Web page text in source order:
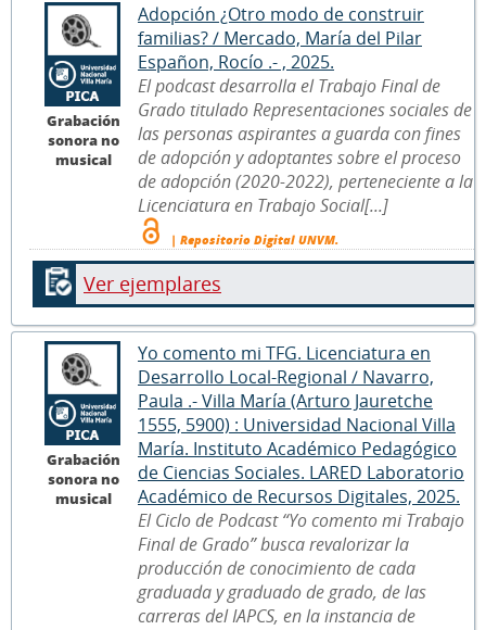
Grabación
sonora no
musical
Adopción ¿Otro modo de construir
familias? / Mercado, María del Pilar
Españon, Rocío .- , 2025.
El podcast desarrolla el Trabajo Final de
Grado titulado Representaciones sociales de
las personas aspirantes a guarda con fines
de adopción y adoptantes sobre el proceso
de adopción (2020-2022), perteneciente a la
Licenciatura en Trabajo Social[...]
| Repositorio Digital UNVM.
Ver ejemplares
Grabación
sonora no
musical
Yo comento mi TFG. Licenciatura en
Desarrollo Local-Regional / Navarro,
Paula .- Villa María (Arturo Jauretche
1555, 5900) : Universidad Nacional Villa
María. Instituto Académico Pedagógico
de Ciencias Sociales. LARED Laboratorio
Académico de Recursos Digitales, 2025.
El Ciclo de Podcast “Yo comento mi Trabajo
Final de Grado” busca revalorizar la
producción de conocimiento de cada
graduada y graduado de grado, de las
carreras del IAPCS, en la instancia de